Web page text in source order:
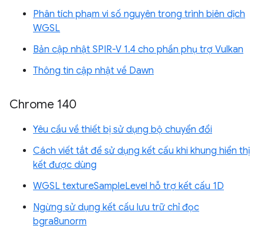
Phân tích phạm vi số nguyên trong trình biên dịch
WGSL
Bản cập nhật SPIR-V 1.4 cho phần phụ trợ Vulkan
Thông tin cập nhật về Dawn
Chrome 140
Yêu cầu về thiết bị sử dụng bộ chuyển đổi
Cách viết tắt để sử dụng kết cấu khi khung hiển thị
kết được dùng
WGSL textureSampleLevel hỗ trợ kết cấu 1D
Ngừng sử dụng kết cấu lưu trữ chỉ đọc
bgra8unorm